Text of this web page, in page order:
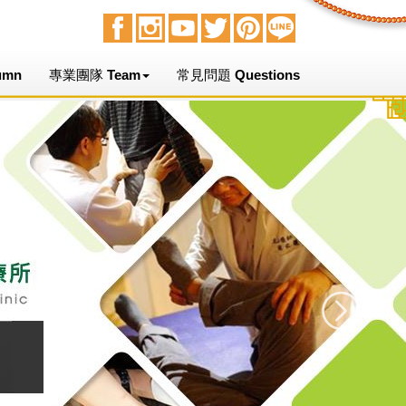
專業團隊 Team 常見問題 Questions